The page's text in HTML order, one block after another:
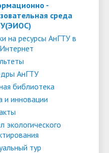
науки и
РФ
по
ДНР, ЛНР,
и
-
среда
на ресурсы АнГТУ в
АнГТУ
библиотека
и инновации
экологического
тур